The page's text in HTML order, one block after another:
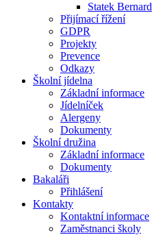
Statek Bernard
Přijímací řížení
GDPR
Projekty
Prevence
Odkazy
Školní jídelna
Základní informace
Jídelníček
Alergeny
Dokumenty
Školní družina
Základní informace
Dokumenty
Bakaláři
Přihlášení
Kontakty
Kontaktní informace
Zaměstnanci školy